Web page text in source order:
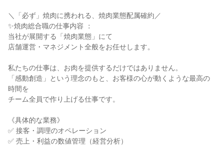
＼「必ず」焼肉に携われる、焼肉業態配属確約／
✨焼肉総合職の仕事内容 ：
当社が展開する「焼肉業態」にて
店舗運営・マネジメント全般をお任せします。
私たちの仕事は、お肉を提供するだけではありません。
「感動創造」という理念のもと、お客様の心が動くような最高の
時間を
チーム全員で作り上げる仕事です。
《具体的な業務》
✅ 接客・調理のオペレーション
✅ 売上・利益の数値管理（経営分析）